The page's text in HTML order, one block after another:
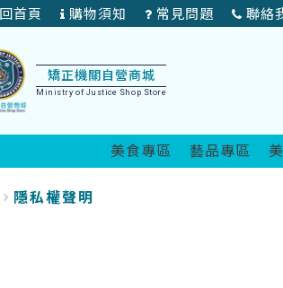
回首頁 購物須知 常見問題 聯絡
矯正機關自營商城
Ministry of Justice Shop Store
美食專區 藝品專區
隱私權聲明